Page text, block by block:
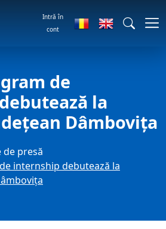
Intră în
cont
de
la
Dâmbovița
de presă
internship debutează la